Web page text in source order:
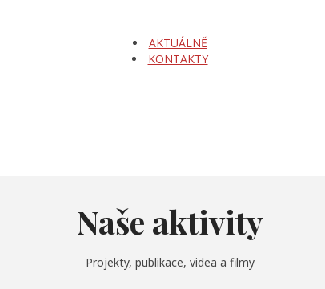
AKTUÁLNĚ
KONTAKTY
Naše aktivity
Projekty, publikace, videa a filmy